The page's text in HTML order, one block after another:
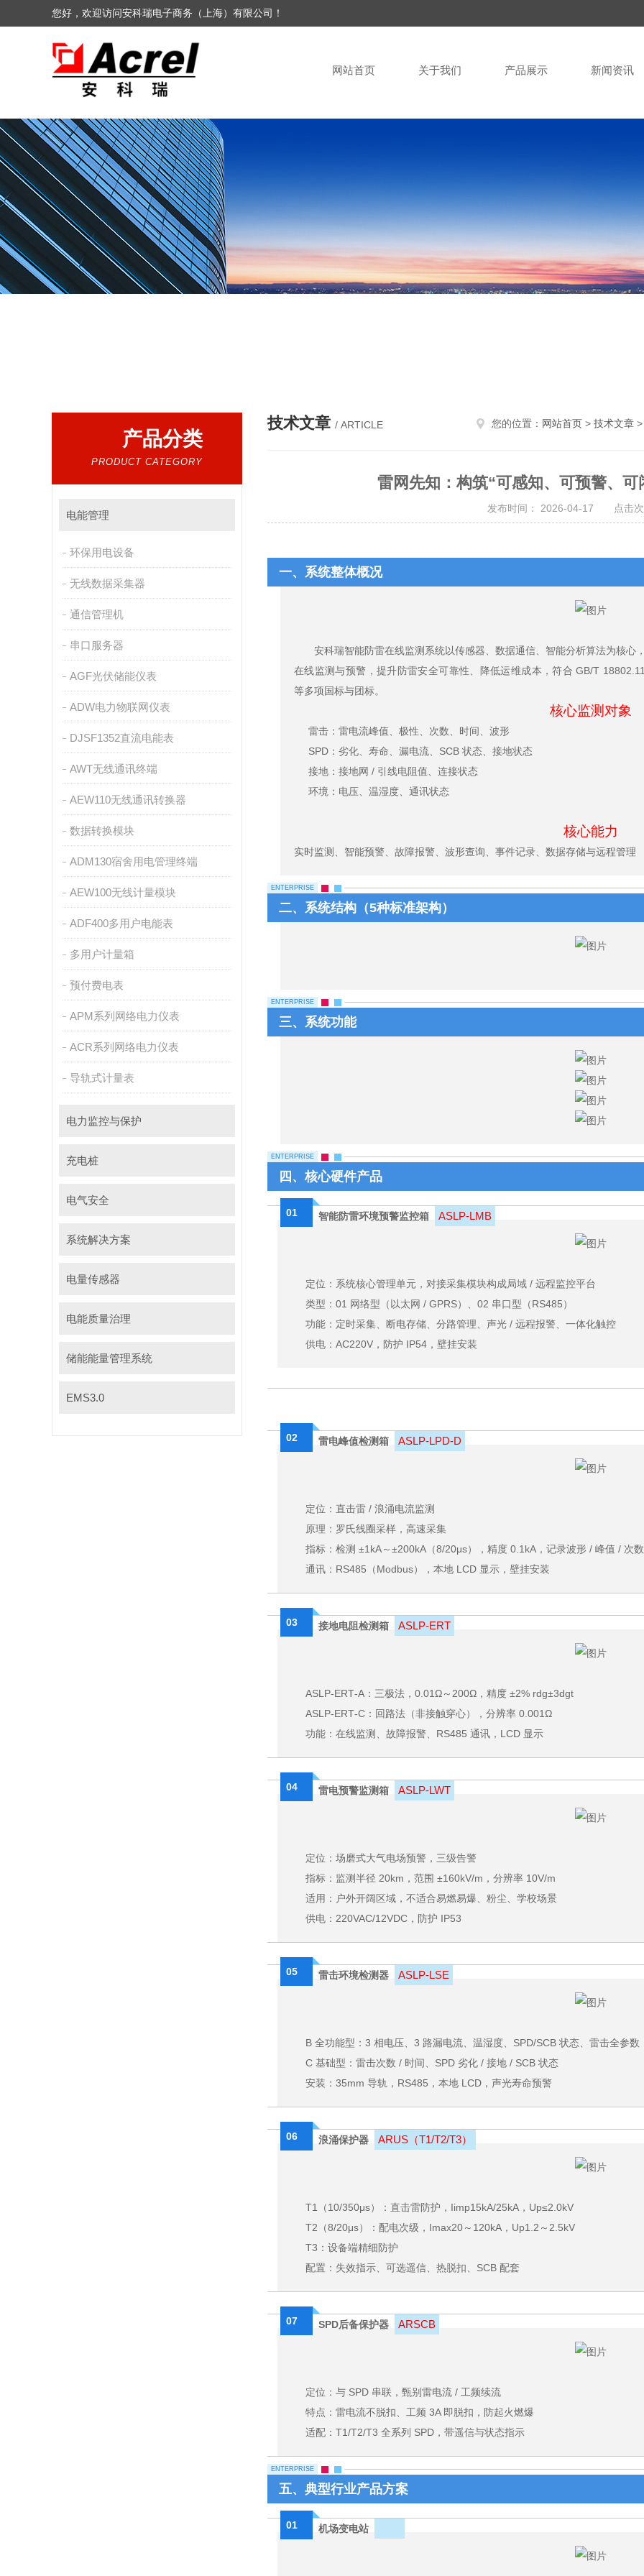
您好，欢迎访问安科瑞电子商务（上海）有限公司！
网站首页 关于我们 产品展示 新闻资讯
产品分类
PRODUCT CATEGORY
电能管理
环保用电设备
无线数据采集器
通信管理机
串口服务器
AGF光伏储能仪表
ADW电力物联网仪表
DJSF1352直流电能表
AWT无线通讯终端
AEW110无线通讯转换器
数据转换模块
ADM130宿舍用电管理终端
AEW100无线计量模块
ADF400多用户电能表
多用户计量箱
预付费电表
APM系列网络电力仪表
ACR系列网络电力仪表
导轨式计量表
电力监控与保护
充电桩
电气安全
系统解决方案
电量传感器
电能质量治理
储能能量管理系统
EMS3.0
技术文章 / ARTICLE 您的位置： 网站首页 > 技术文章
雷网先知：构筑“可感知、可预警、
发布时间： 2026-04-17 点击次
一、系统整体概况
安科瑞智能防雷在线监测系统以传感器、数据通信、智能分析算法为核心
在线监测与预警，提升防雷安全可靠性、降低运维成本，符合 GB/T
等多项国标与团标。
核心监测对象
雷击：雷电流峰值、极性、次数、时间、波形
SPD：劣化、寿命、漏电流、SCB 状态、接地状态
接地：接地网 / 引线电阻值、连接状态
环境：电压、温湿度、通讯状态
核心能力
实时监测、智能预警、故障报警、波形查询、事件记录、数据存储与远程管理
ENTERPRISE
二、系统结构（5种标准架构）
ENTERPRISE
三、系统功能
ENTERPRISE
四、核心硬件产品
01 智能防雷环境预警监控箱 ASLP‑LMB
定位：系统核心管理单元，对接采集模块构成局域 / 远程监控平台
类型：01 网络型（以太网 / GPRS）、02 串口型（RS485）
功能：定时采集、断电存储、分路管理、声光 / 远程报警、一体化触控
供电：AC220V，防护 IP54，壁挂安装
02 雷电峰值检测箱 ASLP‑LPD‑D
定位：直击雷 / 浪涌电流监测
原理： 罗氏线圈采样，高速采集
指标：检测 ±1kA～±200kA（8/20μs），精度 0.1kA，记录波形 / 峰值 / 次
通讯：RS485（Modbus），本地 LCD 显示，壁挂安装
03 接地电阻检测箱 ASLP‑ERT
ASLP‑ERT‑A： 三极法，0.01Ω～200Ω，精度 ±2% rdg±3dgt
ASLP‑ERT‑C： 回路法（非接触穿心），分辨率 0.001Ω
功能：在线监测、故障报警、RS485 通讯，LCD 显示
04 雷电预警监测箱 ASLP‑LWT
定位：场磨式大气电场预警，三级告警
指标：监测半径 20km，范围 ±160kV/m，分辨率 10V/m
适用：户外开阔区域，不适合易燃易爆、粉尘、学校场景
供电：220VAC/12VDC，防护 IP53
05 雷击环境检测器 ASLP‑LSE
B 全功能型：3 相电压、3 路漏电流、温湿度、SPD/SCB 状态、雷击全参数
C 基础型：雷击次数 / 时间、SPD 劣化 / 接地 / SCB 状态
安装：35mm 导轨，RS485，本地 LCD，声光寿命预警
06 浪涌保护器 ARUS（T1/T2/T3）
T1（10/350μs）：直击雷防护，Iimp15kA/25kA，Up≤2.0kV
T2（8/20μs）：配电次级，Imax20～120kA，Up1.2～2.5kV
T3：设备端精细防护
配置：失效指示、可选遥信、热脱扣、SCB 配套
07 SPD后备保护器 ARSCB
定位：与 SPD 串联，甄别雷电流 / 工频续流
特点：雷电流不脱扣、工频 3A 即脱扣，防起火燃爆
适配：T1/T2/T3 全系列 SPD，带遥信与状态指示
ENTERPRISE
五、典型行业产品方案
01 机场变电站